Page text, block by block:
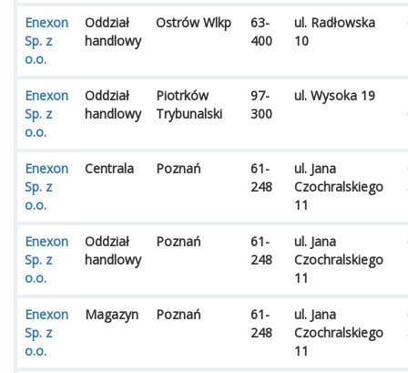
Enexon
Sp. z
o.o.
Oddział
handlowy
Ostrów Wlkp
63-
400
ul. Radłowska
10
Enexon
Sp. z
o.o.
Oddział
handlowy
Piotrków
Trybunalski
97-
300
ul. Wysoka 19
Enexon
Sp. z
o.o.
Centrala Poznań
61-
248
ul. Jana
Czochralskiego
11
Enexon
Sp. z
o.o.
Oddział
handlowy
Poznań
61-
248
ul. Jana
Czochralskiego
11
Enexon
Sp. z
o.o.
Magazyn Poznań
61-
248
ul. Jana
Czochralskiego
11